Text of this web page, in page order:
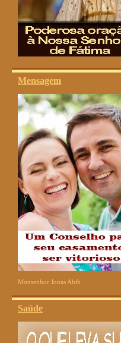
Mensagem
Monsenhor Jonas Abib
Saúde